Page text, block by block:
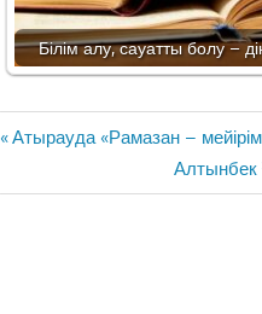
Білім алу, сауатты болу –
Жазба
Previous
Атырауда «Рамазан –
Next
Post: